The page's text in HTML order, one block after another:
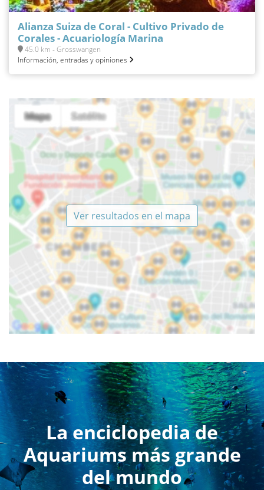
Alianza Suiza de Coral - Cultivo Privado de
Corales - Acuariología Marina
45.0 km - Grosswangen
Información, entradas y opiniones
Ver resultados en el mapa
La enciclopedia de
Aquariums más grande
del mundo